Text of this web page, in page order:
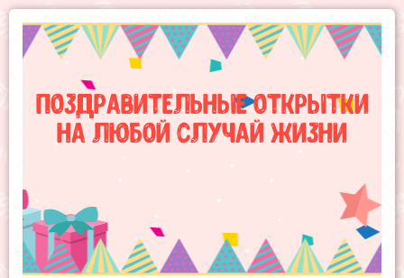
Поздравительные открытки
на любой случай жизни